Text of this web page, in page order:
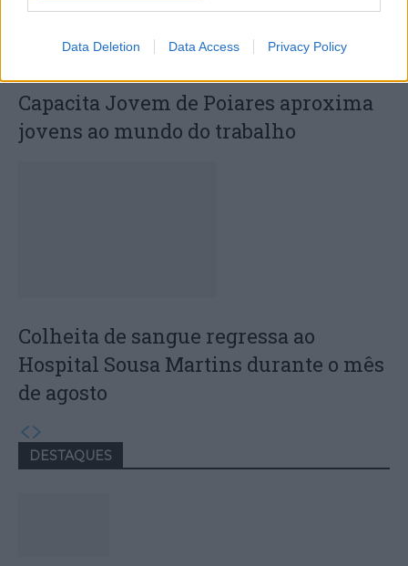
Data Deletion Data Access Privacy Policy
Capacita Jovem de Poiares aproxima
jovens ao mundo do trabalho
Colheita de sangue regressa ao
Hospital Sousa Martins durante o mês
de agosto
DESTAQUES